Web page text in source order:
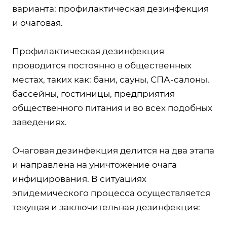
варианта: профилактическая дезинфекция
и очаговая.
Профилактическая дезинфекция
проводится постоянно в общественных
местах, таких как: бани, сауны, СПА-салоны,
бассейны, гостиницы, предприятия
общественного питания и во всех подобных
заведениях.
Очаговая дезинфекция делится на два этапа
и направлена на уничтожение очага
инфицирования. В ситуациях
эпидемического процесса осуществляется
текущая и заключительная дезинфекция: